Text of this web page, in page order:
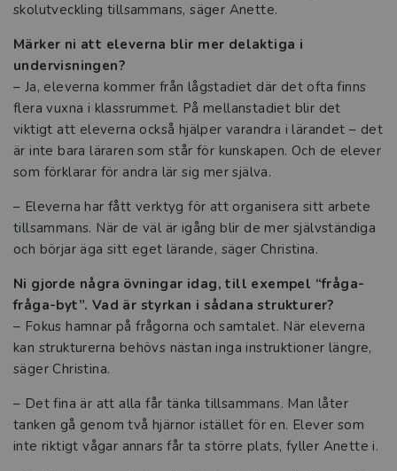
skolutveckling tillsammans, säger Anette.
Märker ni att eleverna blir mer delaktiga i
undervisningen?
– Ja, eleverna kommer från lågstadiet där det ofta finns
flera vuxna i klassrummet. På mellanstadiet blir det
viktigt att eleverna också hjälper varandra i lärandet – det
är inte bara läraren som står för kunskapen. Och de elever
som förklarar för andra lär sig mer själva.
– Eleverna har fått verktyg för att organisera sitt arbete
tillsammans. När de väl är igång blir de mer självständiga
och börjar äga sitt eget lärande, säger Christina.
Ni gjorde några övningar idag, till exempel “fråga-
fråga-byt”. Vad är styrkan i sådana strukturer?
– Fokus hamnar på frågorna och samtalet. När eleverna
kan strukturerna behövs nästan inga instruktioner längre,
säger Christina.
– Det fina är att alla får tänka tillsammans. Man låter
tanken gå genom två hjärnor istället för en. Elever som
inte riktigt vågar annars får ta större plats, fyller Anette i.